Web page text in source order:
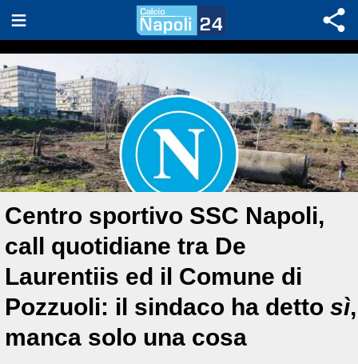
Centro sportivo SSC Napoli,
call quotidiane tra De
Laurentiis ed il Comune di
Pozzuoli: il sindaco ha detto sì,
manca solo una cosa